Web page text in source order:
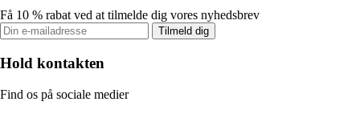
Få 10 % rabat ved at tilmelde dig vores nyhedsbrev
Tilmeld dig
Hold kontakten
Find os på sociale medier